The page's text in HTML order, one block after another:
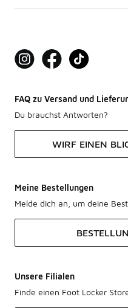
FAQ zu Versand und
Du brauchst Antworten?
WIRF EINEN
Meine Bestellungen
Melde dich an, um deine
Unsere Filialen
Finde einen Foot Locker